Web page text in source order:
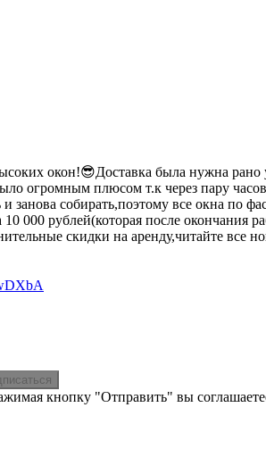
окон!😎Доставка была нужна
огромным плюсом т.к через пару
занова собирать,поэтому все окна по
000 рублей(которая после окончания
скидки на аренду,читайте все
кнопку "Отправить" вы